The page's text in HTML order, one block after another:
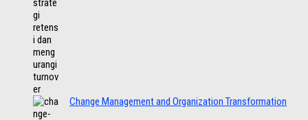
Change Management and Organization Transformation